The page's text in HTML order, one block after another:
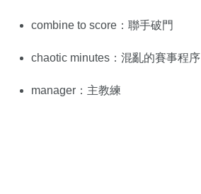
combine to score：聯手破門
chaotic minutes：混亂的賽事程序
manager：主教練